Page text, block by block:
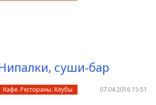
суши-бар
Кафе. Рестораны. Клубы 07.04.2016 15:51